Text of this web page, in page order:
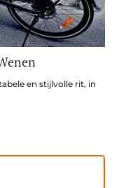
en stijlvolle rit, in